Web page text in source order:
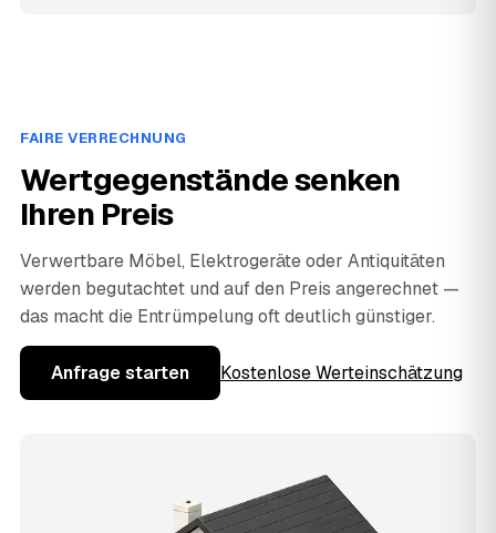
FAIRE VERRECHNUNG
Wertgegenstände senken
Ihren Preis
Verwertbare Möbel, Elektrogeräte oder Antiquitäten
werden begutachtet und auf den Preis angerechnet —
das macht die Entrümpelung oft deutlich günstiger.
Anfrage starten Kostenlose Werteinschätzung